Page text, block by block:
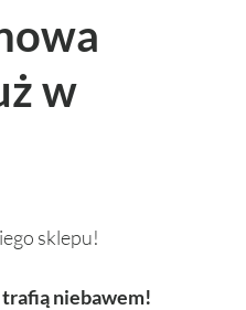
w
sklepu!
trafią niebawem!